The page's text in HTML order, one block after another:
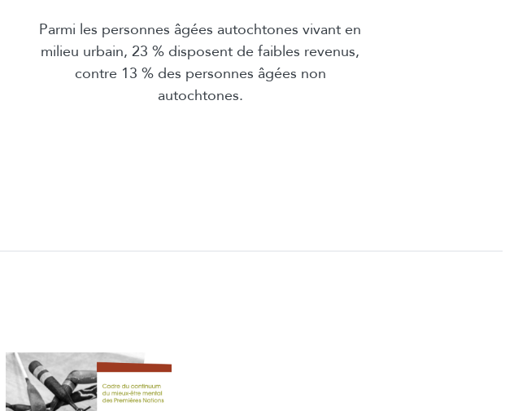
Parmi les personnes âgées autochtones vivant en
milieu urbain, 23 % disposent de faibles revenus,
contre 13 % des personnes âgées non
autochtones.